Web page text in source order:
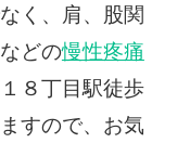
く、肩、股関
どの慢性疼痛
８丁目駅徒歩
すので、お気